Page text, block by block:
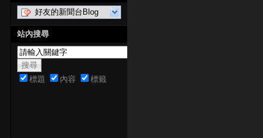
好友的新聞台Blog
站內搜尋
標題 內容 標籤